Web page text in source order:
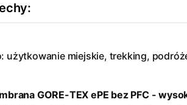
użytkowanie miejskie, trekking, podróże
GORE-TEX ePE bez PFC -